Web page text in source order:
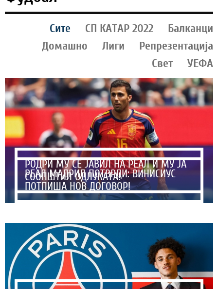
Сите СП КАТАР 2022
Балканци
Домашно
Лиги
Репрезентација
Свет
УЕФА
РОДРИ МУ СЕ ЈАВИЛ НА РЕАЛ И МУ ЈА
СООПШТИЛ ОДЛУКАТА!
РЕАЛ МАДРИД ПОТВРДИ: ВИНИСИУС
ПОТПИША НОВ ДОГОВОР!